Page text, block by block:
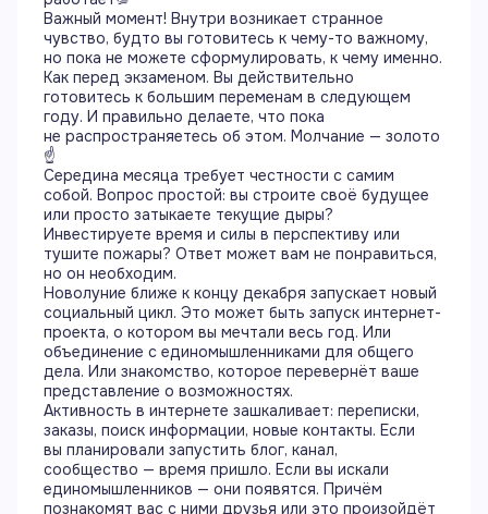
Важный момент! Внутри возникает странное
чувство, будто вы готовитесь к чему-то важному,
но пока не можете сформулировать, к чему именно.
Как перед экзаменом. Вы действительно
готовитесь к большим переменам в следующем
году. И правильно делаете, что пока
не распространяетесь об этом. Молчание — золото
☝️
Середина месяца требует честности с самим
собой. Вопрос простой: вы строите своё будущее
или просто затыкаете текущие дыры?
Инвестируете время и силы в перспективу или
тушите пожары? Ответ может вам не понравиться,
но он необходим.
Новолуние ближе к концу декабря запускает новый
социальный цикл. Это может быть запуск интернет-
проекта, о котором вы мечтали весь год. Или
объединение с единомышленниками для общего
дела. Или знакомство, которое перевернёт ваше
представление о возможностях.
Активность в интернете зашкаливает: переписки,
заказы, поиск информации, новые контакты. Если
вы планировали запустить блог, канал,
сообщество — время пришло. Если вы искали
единомышленников — они появятся. Причём
познакомят вас с ними друзья или это произойдёт